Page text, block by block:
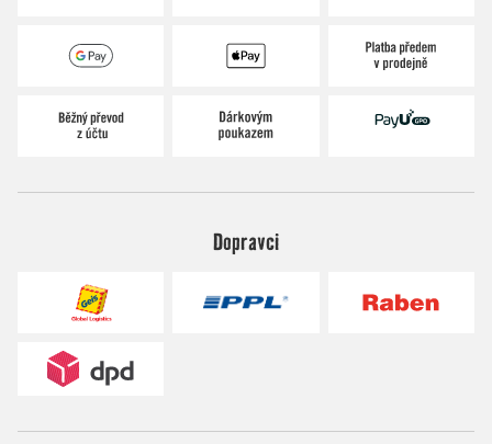
Dopravci